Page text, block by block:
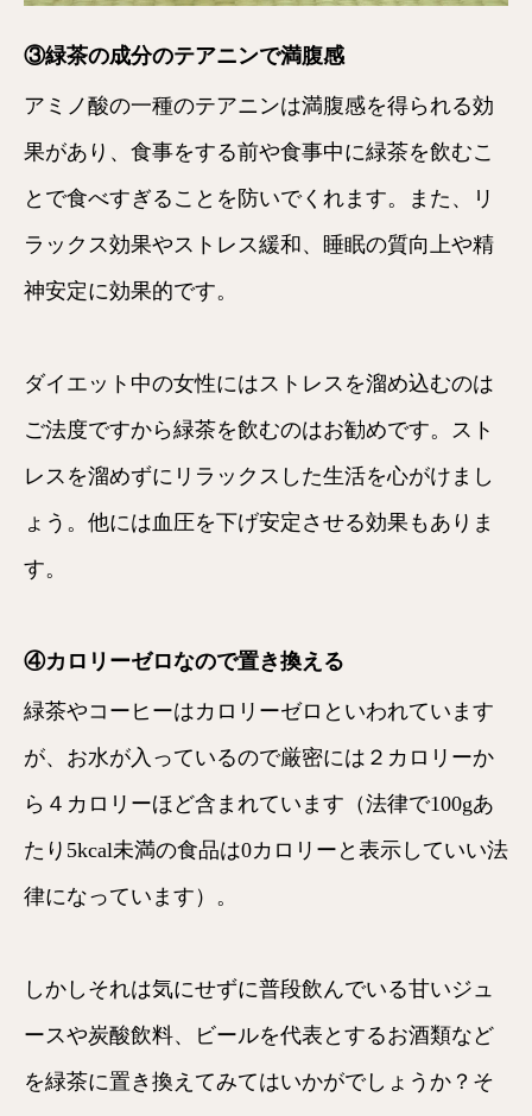
③緑茶の成分のテアニンで満腹感
アミノ酸の一種のテアニンは満腹感を得られる効
果があり、食事をする前や食事中に緑茶を飲むこ
とで食べすぎることを防いでくれます。また、リ
ラックス効果やストレス緩和、睡眠の質向上や精
神安定に効果的です。
ダイエット中の女性にはストレスを溜め込むのは
ご法度ですから緑茶を飲むのはお勧めです。スト
レスを溜めずにリラックスした生活を心がけまし
ょう。他には血圧を下げ安定させる効果もありま
す。
④カロリーゼロなので置き換える
緑茶やコーヒーはカロリーゼロといわれています
が、お水が入っているので厳密には２カロリーか
ら４カロリーほど含まれています（法律で100gあ
たり5kcal未満の食品は0カロリーと表示していい法
律になっています）。
しかしそれは気にせずに普段飲んでいる甘いジュ
ースや炭酸飲料、ビールを代表とするお酒類など
を緑茶に置き換えてみてはいかがでしょうか？そ
HOME メニュー

クーポン 電話する